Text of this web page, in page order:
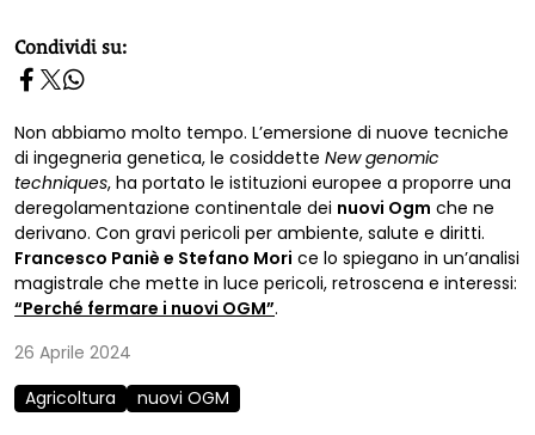
homepage h2
Condividi su:
Non abbiamo molto tempo. L’emersione di nuove tecniche
di ingegneria genetica, le cosiddette New genomic
techniques, ha portato le istituzioni europee a proporre una
deregolamentazione continentale dei nuovi Ogm che ne
derivano. Con gravi pericoli per ambiente, salute e diritti.
Francesco Paniè e Stefano Mori ce lo spiegano in un’analisi
magistrale che mette in luce pericoli, retroscena e interessi:
“Perché fermare i nuovi OGM”.
26 Aprile 2024
Agricoltura
nuovi OGM